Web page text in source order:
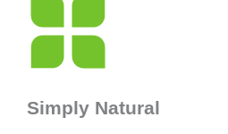
Simply Natural